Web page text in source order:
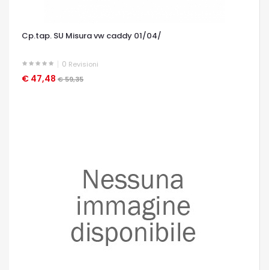
Cp.tap. SU Misura vw caddy 01/04/
0 Revisioni
€ 47,48 € 59,35
OCCHIATA VELOCE